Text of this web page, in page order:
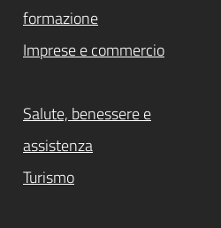
formazione
Imprese e commercio
Salute, benessere e
assistenza
Turismo